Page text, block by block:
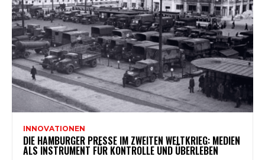
INNOVATIONEN
DIE HAMBURGER PRESSE IM ZWEITEN WELTKRIEG: MEDIEN
ALS INSTRUMENT FÜR KONTROLLE UND ÜBERLEBEN